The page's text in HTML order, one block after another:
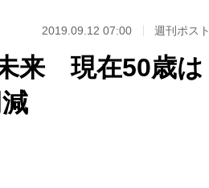
2019.09.12 07:00 週刊ポスト
来 現在50歳は